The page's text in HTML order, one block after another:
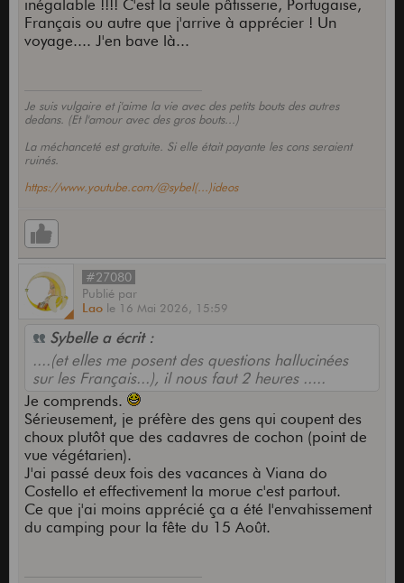
trop bon en plus
inégalable !!!! C'est la seule pâtisserie, Portugaise,
Français ou autre que j'arrive à apprécier ! Un
voyage.... J'en bave là...
Je suis vulgaire et j'aime la vie avec des petits bouts des autres
dedans. (Et l'amour avec des gros bouts...)
La méchanceté est gratuite. Si elle était payante les cons seraient
ruinés.
https://www.youtube.com/@sybel(...)ideos
#27080
Publié par
Lao le 16 Mai 2026, 15:59
Sybelle a écrit :
....(et elles me posent des questions hallucinées
sur les Français...), il nous faut 2 heures .....
Je comprends.
Sérieusement, je préfère des gens qui coupent des
choux plutôt que des cadavres de cochon (point de
vue végétarien).
J'ai passé deux fois des vacances à Viana do
Costello et effectivement la morue c'est partout.
Ce que j'ai moins apprécié ça a été l'envahissement
du camping pour la fête du 15 Août.